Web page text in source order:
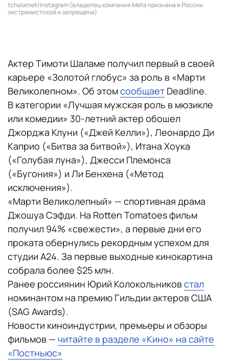
tchalamet/Instagram (владелец компания Meta признана в России
экстремистской и запрещена)
Актер Тимоти Шаламе получил первый в своей
карьере «Золотой глобус» за роль в «Марти
Великолепном». Об этомсообщает Deadline.
В категории «Лучшая мужская роль в мюзикле
или комедии» 30-летний актер обошел
Джорджа Клуни («Джей Келли»), Леонардо Ди
Каприо («Битва за битвой»), Итана Хоука
(«Голубая луна»), Джесси Племонса
(«Бугония») и Ли Бенхена («Метод
исключения»).
«Марти Великолепный» — спортивная драма
Джошуа Сэфди. На Rotten Tomatoes фильм
получил 94% «свежести», а первые дни его
проката обернулись рекордным успехом для
студии A24. За первые выходные кинокартина
собрала более $25 млн.
Ранее россиянин Юрий Колокольников стал
номинантом на премию Гильдии актеров США
(SAG Awards).
Новости киноиндустрии, премьеры и обзоры
фильмов — читайте в разделе «Кино» на сайте
«Постньюс»